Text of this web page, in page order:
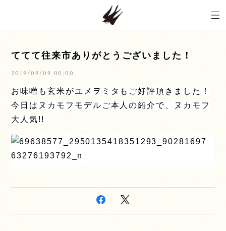
ててて往来市ありがとうございました！
2019/09/09 00:00
お味噌も玄米がユメヲミタもご好評頂きました！
今日はヌカモフモデルご本人の紹介で、ヌカモフ
大人気!!